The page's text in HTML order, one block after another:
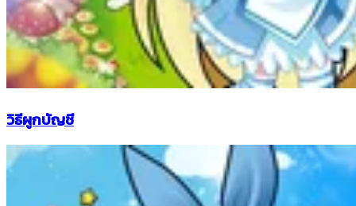
วิธีผูกบัญชี